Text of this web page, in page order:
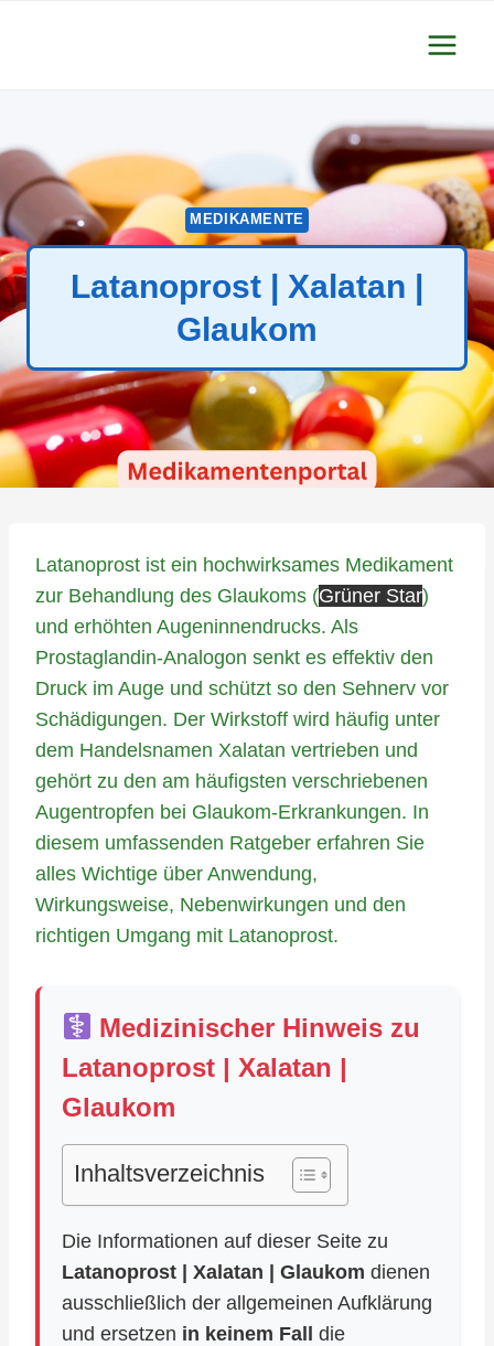
MEDIKAMENTE
Latanoprost | Xalatan |
Glaukom
Latanoprost ist ein hochwirksames Medikament
zur Behandlung des Glaukoms (Grüner Star)
und erhöhten Augeninnendrucks. Als
Prostaglandin-Analogon senkt es effektiv den
Druck im Auge und schützt so den Sehnerv vor
Schädigungen. Der Wirkstoff wird häufig unter
dem Handelsnamen Xalatan vertrieben und
gehört zu den am häufigsten verschriebenen
Augentropfen bei Glaukom-Erkrankungen. In
diesem umfassenden Ratgeber erfahren Sie
alles Wichtige über Anwendung,
Wirkungsweise, Nebenwirkungen und den
richtigen Umgang mit Latanoprost.
Medizinischer Hinweis zu
Latanoprost | Xalatan |
Glaukom
Inhaltsverzeichnis
Die Informationen auf dieser Seite zu
Latanoprost | Xalatan | Glaukom dienen
ausschließlich der allgemeinen Aufklärung
und ersetzen in keinem Fall
die